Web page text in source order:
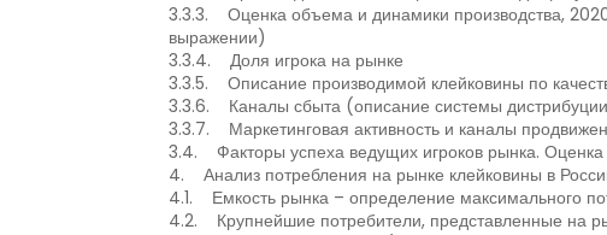
3.3.3. Оценка объема и динамики производства,
выражении)
3.3.4. Доля игрока на рынке
3.3.5. Описание производимой клейковины по
3.3.6. Каналы сбыта (описание системы
3.3.7. Маркетинговая активность и каналы
3.4. Факторы успеха ведущих игроков рынка. Оценка
4. Анализ потребления на рынке клейковины в
4.1. Емкость рынка – определение максимального
4.2. Крупнейшие потребители, представленные на